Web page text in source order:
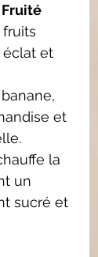
fruits
éclat et
et
la
un
sucré et